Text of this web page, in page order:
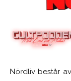
Nördliv består